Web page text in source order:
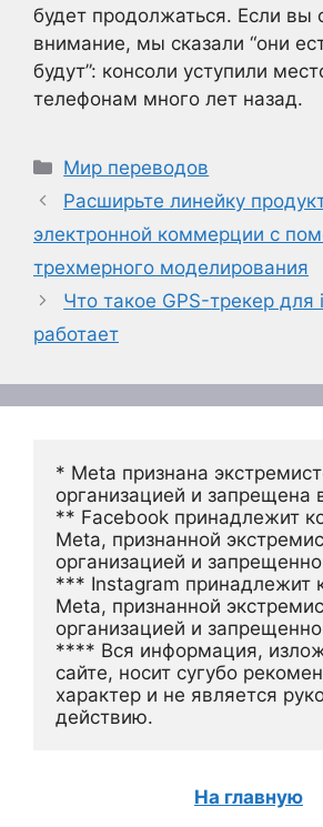
будет продолжаться. Если вы
внимание, мы сказали “они
будут”: консоли уступили
телефонам много лет назад.
Рубрики
Мир переводов
Расширьте линейку
электронной коммерции с
трехмерного моделирования
Что такое GPS-трекер для
работает
* Meta признана
организацией и запрещена
** Facebook принадлежит
Meta, признанной
организацией и
*** Instagram принадлежит
Meta, признанной
организацией и
**** Вся информация,
сайте, носит сугубо
характер и не является
действию.
На главную